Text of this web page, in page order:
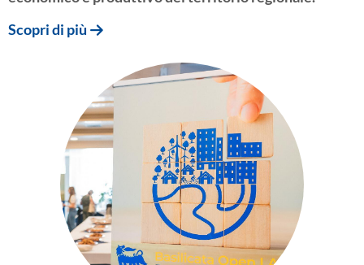
Scopri di più